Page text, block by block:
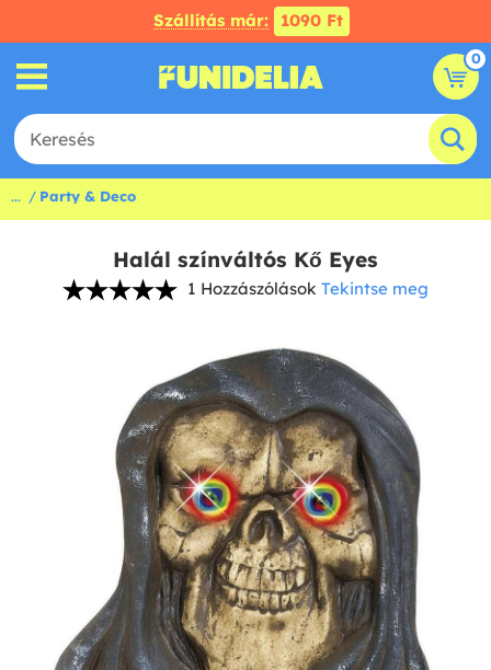
Szállítás már: 1090 Ft
0
... Party & Deco
Halál színváltós Kő Eyes
1 Hozzászólások Tekintse meg